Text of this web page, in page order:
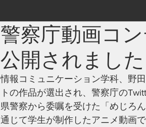
警察庁動画コ
公開されました
情報コミュニケーション学科、野
トの作品が選出され、警察庁の
県警察から委嘱を受けた「めじろ
通じて学生が制作したアニメ動画